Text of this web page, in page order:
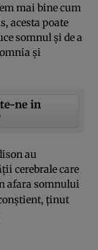
mai bine cum
acesta poate
somnul şi de a
şi
ne in
au
cerebrale care
afara somnului
ţinut